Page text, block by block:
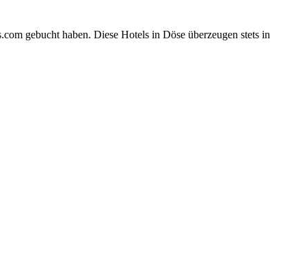
gebucht haben. Diese Hotels in Döse überzeugen stets in